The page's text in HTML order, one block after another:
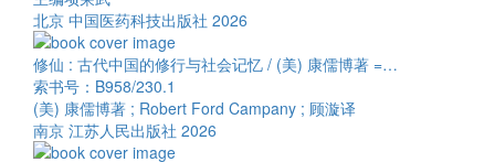
北京 中国医药科技出版社 2026
修仙 : 古代中国的修行与社会记忆 / (美) 康儒博著 =…
索书号：B958/230.1
(美) 康儒博著 ; Robert Ford Campany ; 顾漩译
南京 江苏人民出版社 2026